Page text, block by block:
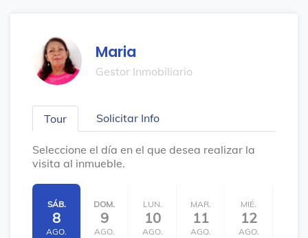
Maria
Gestor Inmobiliario
Tour Solicitar Info
Seleccione el día en el que desea realizar la
visita al inmueble.
SÁB.
8
AGO.
DOM.
9
AGO.
LUN.
10
AGO.
MAR.
11
AGO.
MIÉ.
12
AGO.